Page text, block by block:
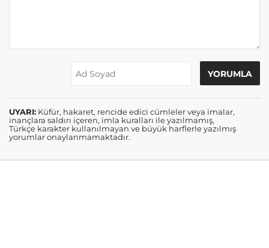
UYARI: Küfür, hakaret, rencide edici cümleler veya imalar,
inançlara saldırı içeren, imla kuralları ile yazılmamış,
Türkçe karakter kullanılmayan ve büyük harflerle yazılmış
yorumlar onaylanmamaktadır.